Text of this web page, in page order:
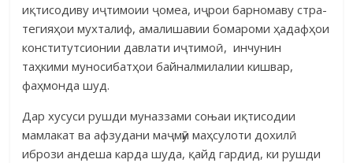
иқтисодиву иҷтимоии ҷомеа, иҷрои барномаву стра­
тегияҳои мухталиф, амалишавии бомароми ҳадафҳои
конститутсионии дав­лати иҷтимоӣ, инчунин
таҳкими муносибатҳои байналмилалии киш­вар,
фаҳмонда шуд.
Дар хусуси рушди муназзами соњаи иқтисодии
мамлакат ва аф­зудани маҷмӯи маҳсулоти дохилӣ
ибрози андеша карда шуда, қайд гардид, ки рушди